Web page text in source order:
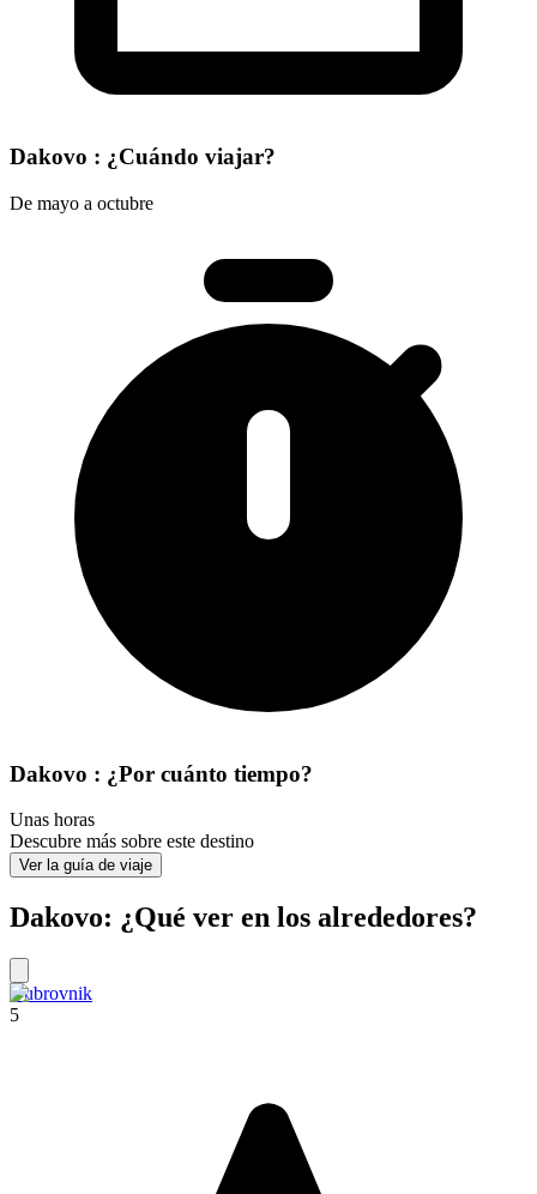
Dakovo : ¿Cuándo viajar?
De mayo a octubre
Dakovo : ¿Por cuánto tiempo?
Unas horas
Descubre más sobre este destino
Ver la guía de viaje
Dakovo: ¿Qué ver en los alrededores?
Dubrovnik
5